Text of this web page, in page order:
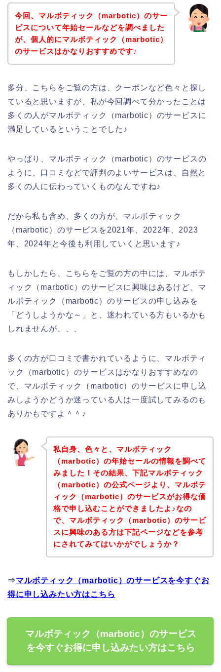
今回、マルボティック（marbotic）のサー
ビスについて年始セールなどを調べました
が、個人的にマルボティック（marbotic）
のサービスはかなりおすすめです♪
多分、こちらをご覧の方は、クーポンなど色々と探し
ていると思いますが、私が今回調べて分かったことは
多くの人がマルボティック（marbotic）のサービスに
満足しているということでした♪
やっぱり、マルボティック（marbotic）のサービスの
ように、口コミなどで評判のよいサービスは、自然と
多くの人に伝わっていくものなんですね♪
だから私も含め、多くの方が、マルボティック
（marbotic）のサービスを2021年、2022年、2023
年、2024年と今後も利用していくと思います♪
もしかしたら、こちらをご覧の方の中には、マルボテ
ィック（marbotic）のサービスに興味はあるけど、マ
ルボティック（marbotic）のサービスの申し込みを
「どうしようかな～」と、迷われている方もいるかも
しれませんが、、、
多くの方が口コミで書かれているように、マルボティ
ック（marbotic）のサービスはかなりおすすめなの
で、マルボティック（marbotic）のサービスに申し込
みしようかどうか迷っている人は一度試してみるのも
ありかもですよ＾＾♪
私自身、色々と、マルボティック
（marbotic）の年始セールの情報を調べて
みました！その結果、下記マルボティック
（marbotic）の公式ページより、マルボテ
ィック（marbotic）のサービスがお得な価
格で申し込むことができましたよ♪なの
で、マルボティック（marbotic）のサービ
スに興味のある方は下記ページなどを参考
にされてみてはいかがでしょうか？
⇒マルボティック（marbotic）のサービスを今すぐお
得に申し込みたい方はこちら
マルボティック（marbotic）のサービス
を今すぐお得に申し込みたい方はこちら